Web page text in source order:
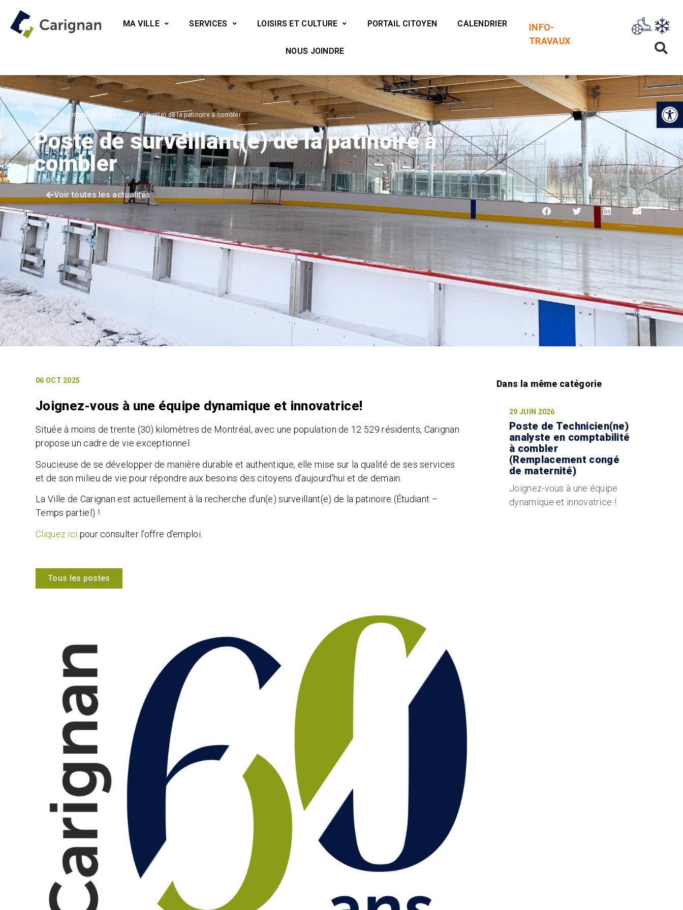
MA VILLE SERVICES LOISIRS ET CULTURE PORTAIL CITOYEN CALENDRIER
NOUS JOINDRE
INFO-
TRAVAUX
Accueil Emploi Poste de surveillant(e) de la patinoire à combler
Poste de surveillant(e) de la patinoire à
combler
Voir toutes les actualités
06 OCT 2025
Joignez-vous à une équipe dynamique et innovatrice!
Située à moins de trente (30) kilomètres de Montréal, avec une population de 12 529 résidents, Carignan
propose un cadre de vie exceptionnel.
Soucieuse de se développer de manière durable et authentique, elle mise sur la qualité de ses services
et de son milieu de vie pour répondre aux besoins des citoyens d’aujourd’hui et de demain.
La Ville de Carignan est actuellement à la recherche d’un(e) surveillant(e) de la patinoire (Étudiant –
Temps partiel) !
Cliquez ici pour consulter l’offre d’emploi.
Tous les postes
29 JUIN 2026
Poste de Technicien(ne)
analyste en comptabilité
à combler
(Remplacement congé
de maternité)
Joignez-vous à une équipe
dynamique et innovatrice !